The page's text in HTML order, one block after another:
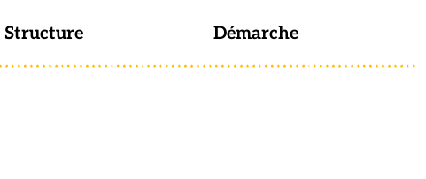
Structure Démarche